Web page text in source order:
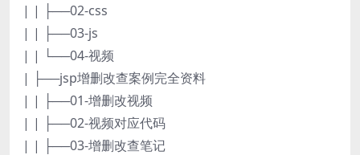
| | ├──02-css
| | ├──03-js
| | └──04-视频
| ├──jsp增删改查案例完全资料
| | ├──01-增删改视频
| | ├──02-视频对应代码
| | ├──03-增删改查笔记